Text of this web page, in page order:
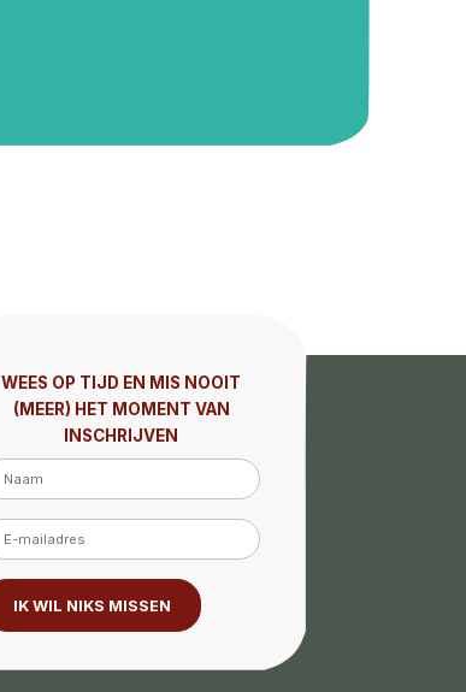
WEES OP TIJD EN MIS NOOIT
(MEER) HET MOMENT VAN
INSCHRIJVEN
IK WIL NIKS MISSEN